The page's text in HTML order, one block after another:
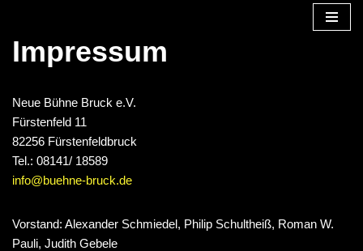
Zum
Inhalt
Impressum
Neue Bühne Bruck e.V.
Fürstenfeld 11
82256 Fürstenfeldbruck
Tel.: 08141/ 18589
info@buehne-bruck.de
Vorstand: Alexander Schmiedel, Philip Schultheiß, Roman W.
Pauli, Judith Gebele